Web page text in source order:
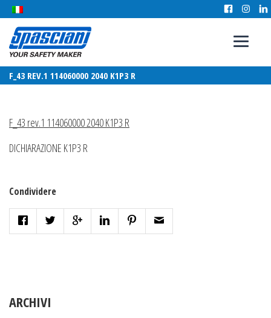
F_43 REV.1 114060000 2040 K1P3 R
F_43 rev.1 114060000 2040 K1P3 R
DICHIARAZIONE K1P3 R
Condividere
ARCHIVI